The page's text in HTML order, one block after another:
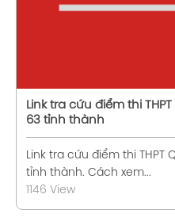
Link tra cứu điểm thi
63 tỉnh thành
Link tra cứu điểm thi THPT
tỉnh thành. Cách xem...
1146 View